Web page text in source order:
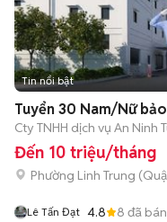
Tin nổi bật
Tuyển 30 Nam/Nữ
Cty TNHH dịch vụ An Ninh
Đến 10 triệu/tháng
Phường Linh Trung
Lê Tấn Đạt 4.8 8 đã bán